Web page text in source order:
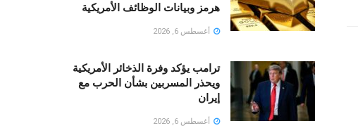
هرمز وبيانات الوظائف الأمريكية
أغسطس 6, 2026
ترامب يؤكد وفرة الذخائر الأمريكية
ويحذر المسربين بشأن الحرب مع
إيران
أغسطس 6, 2026